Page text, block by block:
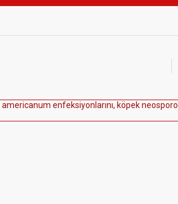
americanum enfeksiyon arını, köpekneosporo